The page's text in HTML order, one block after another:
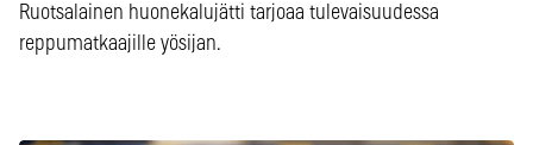
Ruotsalainen huonekalujätti tarjoaa tulevaisuudessa
reppumatkaajille yösijan.